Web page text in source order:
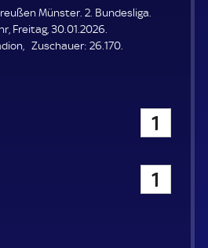
E
L
E
N
Münster. 2. Bundesliga.
Freitag, 30.01.2026.
Zuschauer: Z
26.170.
1
1